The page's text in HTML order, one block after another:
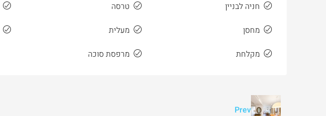
חניה לבניין
טרסה
מחסן
מעלית
מקלחת
מרפסת סוכה
Prev